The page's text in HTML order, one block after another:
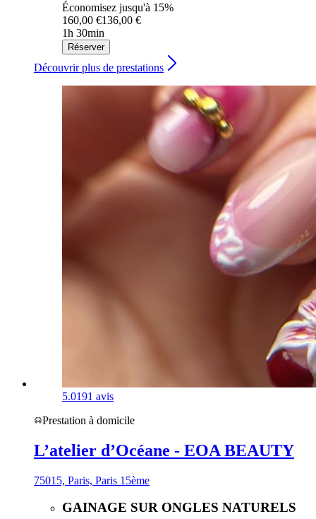
Économisez jusqu'à 15%
160,00 €136,00 €
1h 30min
Réserver
Découvrir plus de prestations
5.0191 avis
Prestation à domicile
L’atelier d’Océane - EOA BEAUTY
75015, Paris, Paris 15ème
GAINAGE SUR ONGLES NATURELS